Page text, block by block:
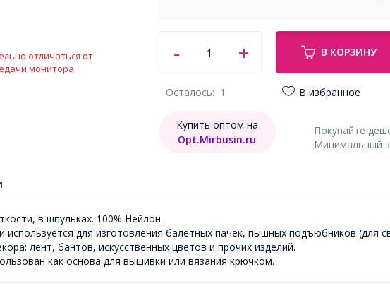
отличаться от
монитора
В КОРЗИНУ
Осталось: 1 В избранное
Покупайте
Минимальный
Купить оптом на
Opt.Mirbusin.ru
в шпульках. 100% Нейлон.
для изготовления балетных пачек, пышных подъюбников (для
лент, бантов, искусственных цветов и прочих изделий.
как основа для вышивки или вязания крючком.